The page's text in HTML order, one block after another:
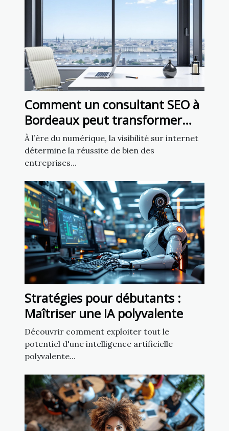
Comment un consultant SEO à
Bordeaux peut transformer
votre entreprise locale
À l’ère du numérique, la visibilité sur internet
détermine la réussite de bien des
entreprises...
Stratégies pour débutants :
Maîtriser une IA polyvalente
Découvrir comment exploiter tout le
potentiel d'une intelligence artificielle
polyvalente...